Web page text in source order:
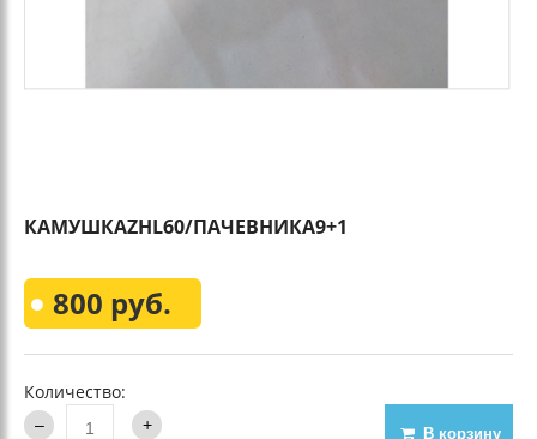
КАМУШКАZHL60/ПАЧЕВНИКА9+1
800 руб.
Количество:
В корзину